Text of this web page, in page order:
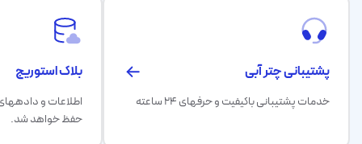
پشتیبانی چتر آبی
خدمات پشتیبانی باکیفیت و حرفهای ۲۴ ساعته
بلاک استوریج
اطلاعات و
حفظ خواهد شد.